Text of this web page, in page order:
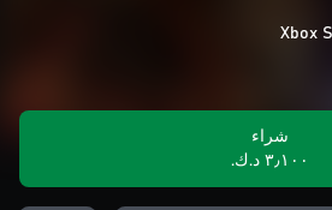
شراء
٣٫١٠٠ د.ك.‏